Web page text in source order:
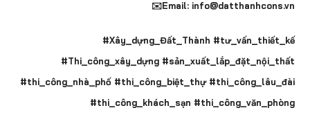
✉️Email: info@datthanhcons.vn
#Xây_dựng_Đất_Thành #tư_vấn_thiết_kế
#Thi_công_xây_dựng #sản_xuất_lắp_đặt_nội_thất
#thi_công_nhà_phố #thi_công_biệt_thự #thi_công_lâu_đài
#thi_công_khách_sạn #thi_công_văn_phòng